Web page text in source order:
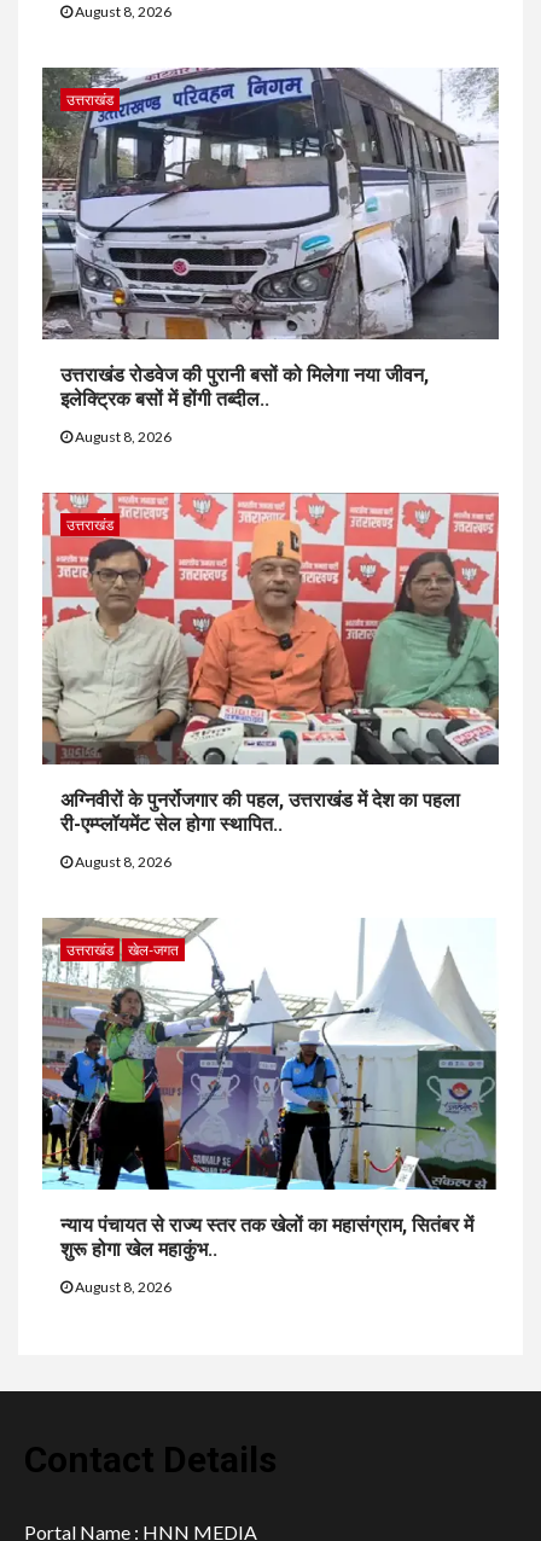
August 8, 2026
उत्तराखंड
उत्तराखंड रोडवेज की पुरानी बसों को मिलेगा नया जीवन,
इलेक्ट्रिक बसों में होंगी तब्दील..
August 8, 2026
उत्तराखंड
अग्निवीरों के पुनर्रोजगार की पहल, उत्तराखंड में देश का पहला
री-एम्प्लॉयमेंट सेल होगा स्थापित..
August 8, 2026
उत्तराखंड खेल-जगत
न्याय पंचायत से राज्य स्तर तक खेलों का महासंग्राम, सितंबर में
शुरू होगा खेल महाकुंभ..
August 8, 2026
Contact Details
Portal Name : HNN MEDIA